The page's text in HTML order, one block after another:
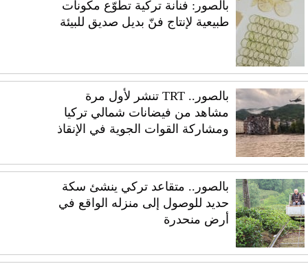
بالصور: فنانة تركية تطوّع مكونات
طبيعية لإنتاج فنّ بديل صديق للبيئة
بالصور.. TRT تنشر لأول مرة
مشاهد من فيضانات شمالي تركيا
ومشاركة القوات الجوية في الإنقاذ
بالصور.. متقاعد تركي ينشئ سكة
حديد للوصول إلى منزله الواقع في
أرض منحدرة